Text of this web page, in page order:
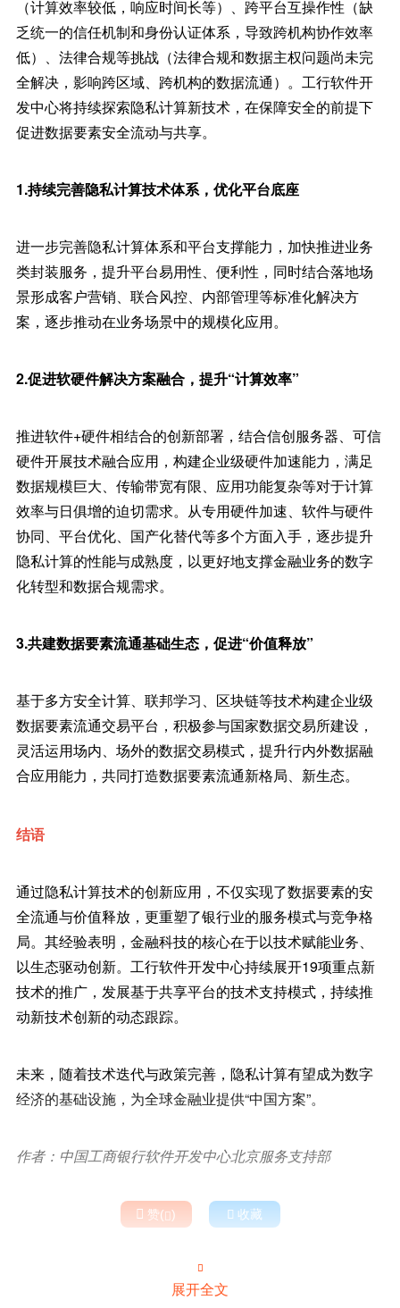
（计算效率较低，响应时间长等）、跨平台互操作性（缺
乏统一的信任机制和身份认证体系，导致跨机构协作效率
低）、法律合规等挑战（法律合规和数据主权问题尚未完
全解决，影响跨区域、跨机构的数据流通）。工行软件开
发中心将持续探索隐私计算新技术，在保障安全的前提下
促进数据要素安全流动与共享。
1.持续完善隐私计算技术体系，优化平台底座
进一步完善隐私计算体系和平台支撑能力，加快推进业务
类封装服务，提升平台易用性、便利性，同时结合落地场
景形成客户营销、联合风控、内部管理等标准化解决方
案，逐步推动在业务场景中的规模化应用。
2.促进软硬件解决方案融合，提升“计算效率”
推进软件+硬件相结合的创新部署，结合信创服务器、可信
硬件开展技术融合应用，构建企业级硬件加速能力，满足
数据规模巨大、传输带宽有限、应用功能复杂等对于计算
效率与日俱增的迫切需求。从专用硬件加速、软件与硬件
协同、平台优化、国产化替代等多个方面入手，逐步提升
隐私计算的性能与成熟度，以更好地支撑金融业务的数字
化转型和数据合规需求。
3.共建数据要素流通基础生态，促进“价值释放”
基于多方安全计算、联邦学习、区块链等技术构建企业级
数据要素流通交易平台，积极参与国家数据交易所建设，
灵活运用场内、场外的数据交易模式，提升行内外数据融
合应用能力，共同打造数据要素流通新格局、新生态。
结语
通过隐私计算技术的创新应用，不仅实现了数据要素的安
全流通与价值释放，更重塑了银行业的服务模式与竞争格
局。其经验表明，金融科技的核心在于以技术赋能业务、
以生态驱动创新。工行软件开发中心持续展开19项重点新
技术的推广，发展基于共享平台的技术支持模式，持续推
动新技术创新的动态跟踪。
未来，随着技术迭代与政策完善，隐私计算有望成为数字
经济的基础设施，为全球金融业提供“中国方案”。
作者：中国工商银行软件开发中心北京服务支持部
 赞()  收藏

展开全文